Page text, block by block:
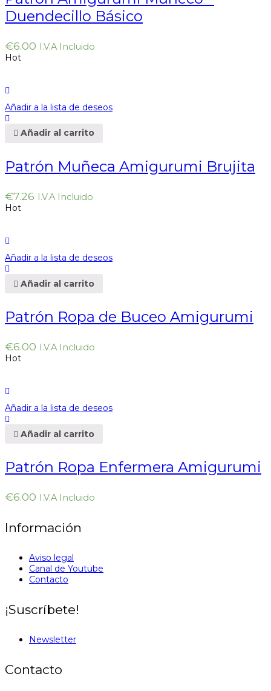
Duendecillo Básico
€6.00 I.V.A Incluido
Hot
Añadir a la lista de deseos
Añadir al carrito
Patrón Muñeca Amigurumi Brujita
€7.26 I.V.A Incluido
Hot
Añadir a la lista de deseos
Añadir al carrito
Patrón Ropa de Buceo Amigurumi
€6.00 I.V.A Incluido
Hot
Añadir a la lista de deseos
Añadir al carrito
Patrón Ropa Enfermera Amigurumi
€6.00 I.V.A Incluido
Información
Aviso legal
Canal de Youtube
Contacto
¡Suscríbete!
Newsletter
Contacto